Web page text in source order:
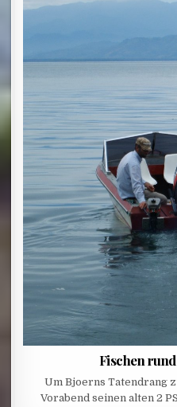
Fischen
Um Bjoerns Tatendrang
Vorabend seinen alten 2